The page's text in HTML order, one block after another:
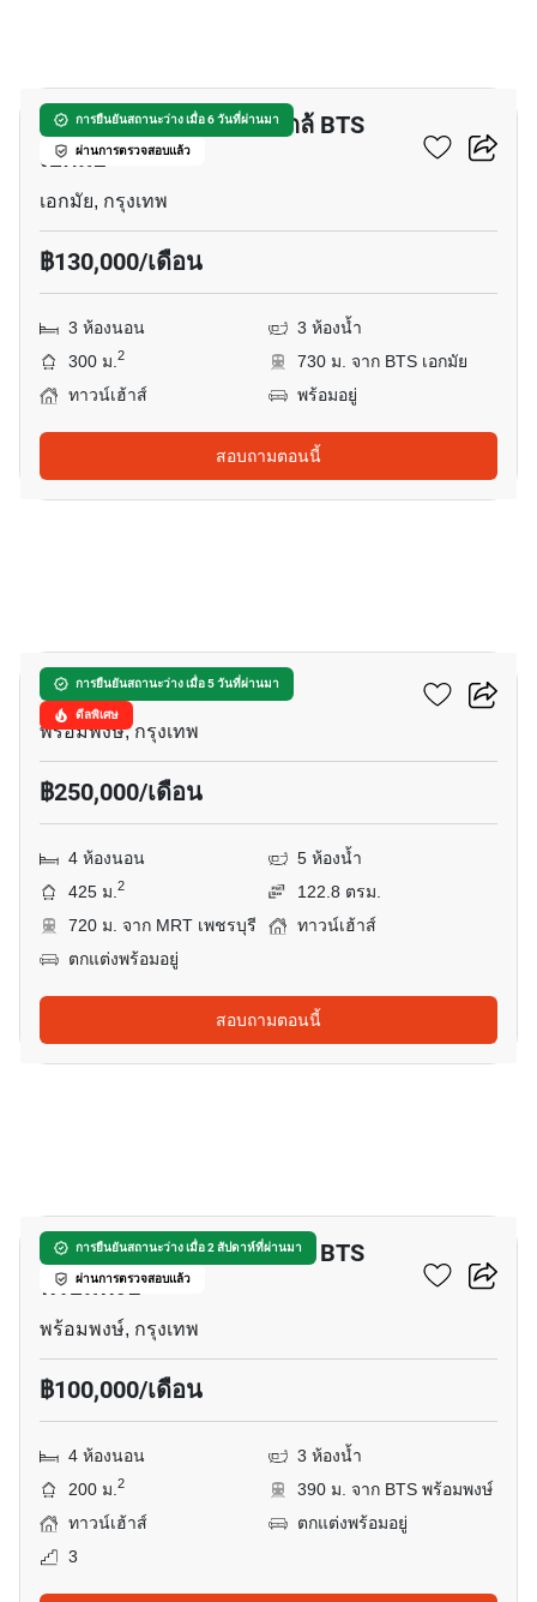
การยืนยันสถานะว่าง เมื่อ 6 วันที่ผ่านมา
ผ่านการตรวจสอบแล้ว
ทาวน์เฮ้าส์ 3-ห้องนอน ใกล้ BTS
เอกมัย
เอกมัย, กรุงเทพ
฿130,000/เดือน
3 ห้องนอน
3 ห้องน้ำ
300 ม.2
730 ม. จาก BTS เอกมัย
ทาวน์เฮ้าส์
พร้อมอยู่
สอบถามตอนนี้
การยืนยันสถานะว่าง เมื่อ 5 วันที่ผ่านมา
ดีลพิเศษ
ควอร์เตอร์ 31
พร้อมพงษ์, กรุงเทพ
฿250,000/เดือน
4 ห้องนอน
5 ห้องน้ำ
425 ม.2
122.8 ตรม.
720 ม. จาก MRT เพชรบุรี
ทาวน์เฮ้าส์
ตกแต่งพร้อมอยู่
สอบถามตอนนี้
การยืนยันสถานะว่าง เมื่อ 2 สัปดาห์ที่ผ่านมา
ผ่านการตรวจสอบแล้ว
ทาวน์เฮ้าส์ 4-ห้องนอน ใกล้ BTS
พร้อมพงษ์
พร้อมพงษ์, กรุงเทพ
฿100,000/เดือน
4 ห้องนอน
3 ห้องน้ำ
200 ม.2
390 ม. จาก BTS พร้อมพงษ์
ทาวน์เฮ้าส์
ตกแต่งพร้อมอยู่
3